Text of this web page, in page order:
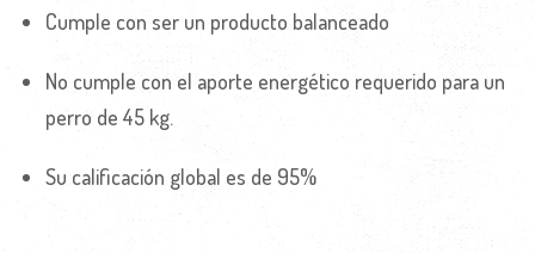
Cumple con ser un producto balanceado
No cumple con el aporte energético requerido para un
perro de 45 kg.
Su calificación global es de 95%